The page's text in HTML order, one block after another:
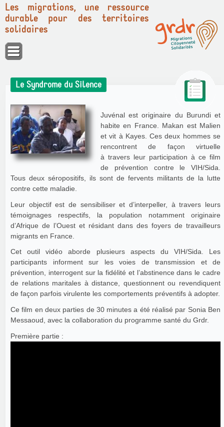
Panneau de gestion des cookies
Les migrations, une ressource
durable pour des territoires
solidaires
Le Syndrome du Silence
Juvénal est originaire du Burundi et
habite en France. Makan est Malien
et vit à Kayes. Ces deux hommes se
rencontrent de façon virtuelle
à travers leur participation à ce film
de prévention contre le VIH/Sida.
Tous deux séropositifs, ils sont de fervents militants de la lutte
contre cette maladie.
Leur objectif est de sensibiliser et d’interpeller, à travers leurs
témoignages respectifs, la population notamment originaire
d’Afrique de l’Ouest et résidant dans des foyers de travailleurs
migrants en France.
Cet outil vidéo aborde plusieurs aspects du VIH/Sida. Les
participants informent sur les voies de transmission et de
prévention, interrogent sur la fidélité et l’abstinence dans le cadre
de relations maritales à distance, questionnent ou revendiquent
de façon parfois virulente les comportements préventifs à adopter.
Ce film en deux parties de 30 minutes a été réalisé par Sonia Ben
Messaoud, avec la collaboration du programme santé du Grdr.
Première partie :